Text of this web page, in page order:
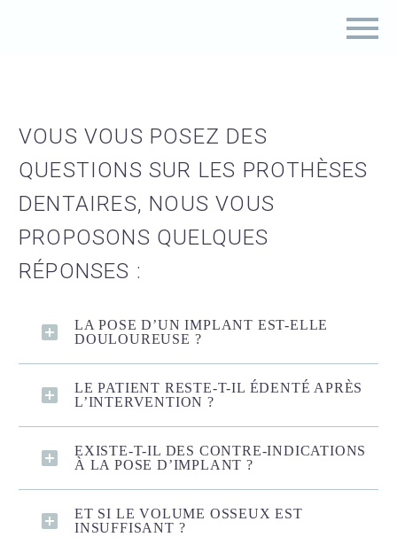
VOUS VOUS POSEZ DES
QUESTIONS SUR LES PROTHÈSES
DENTAIRES, NOUS VOUS
PROPOSONS QUELQUES
RÉPONSES :
LA POSE D’UN IMPLANT EST-ELLE
DOULOUREUSE ?
LE PATIENT RESTE-T-IL ÉDENTÉ APRÈS
L’INTERVENTION ?
EXISTE-T-IL DES CONTRE-INDICATIONS
À LA POSE D’IMPLANT ?
ET SI LE VOLUME OSSEUX EST
INSUFFISANT ?